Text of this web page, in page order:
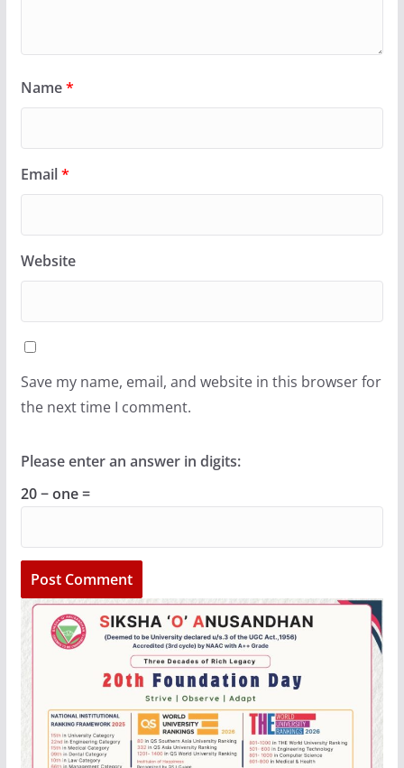
Name*
Email*
Website
Save my name, email, and website in this browser for
the next time I comment.
Please enter an answer in digits:
20 − one =